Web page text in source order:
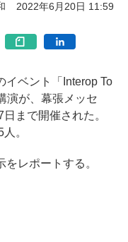
2022年6月20日 11:59
ベント「Interop To
演が、幕張メッセ
まで開催された。
。
レポートする。